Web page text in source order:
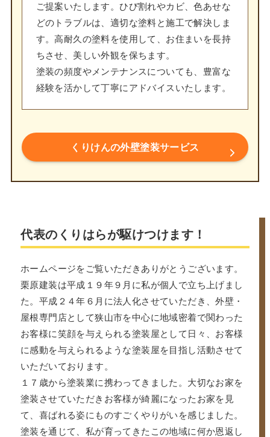
ご提案いたします。ひび割れやカビ、色あせな
どのトラブルは、適切な塗料と施工で解決しま
す。高耐久の塗料を使用して、お住まいを長持
ちさせ、美しい外観を保ちます。
塗装の頻度やメンテナンスについても、豊富な
経験を活かして丁寧にアドバイスいたします。
くりけんの外壁塗装サービス
代表のくりはらが駆けつけます！
ホームページをご覧いただきありがとうございます。
栗原建装は平成１９年９月に私が個人で立ち上げまし
た。平成２４年６月に法人化させていただき、外壁・
屋根専門店として狭山市を中心に地域密着で関わった
お客様に笑顔を与えられる塗装屋として日々、お客様
に感動を与えられるような塗装屋を目指し活動させて
いただいております。
１７歳から塗装業に携わってきました。大切なお家を
塗装させていただきお客様が綺麗になったお家を見
て、喜ばれる姿にものすごくやりがいを感じました。
塗装を通じて、私が育ってきたこの地域に何か恩返し